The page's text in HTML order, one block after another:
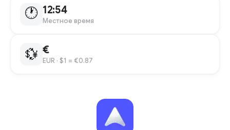
🕐 12:54
Местное время
💱 €
EUR · $1 = €0.87